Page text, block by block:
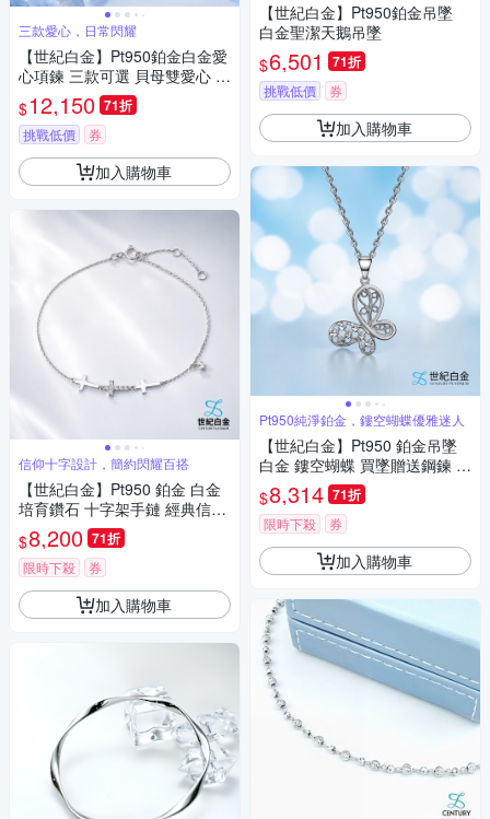
三款愛心，日常閃耀
【世紀白金】Pt950鉑金白金愛
心項鍊 三款可選 貝母雙愛心 鑽
石刻花 愛心鎖鑰墜子 女款項鍊
情人節生日紀念日禮物
$12,150 71折
挑戰低價 券
加入購物車
信仰十字設計，簡約閃耀百搭
【世紀白金】Pt950 鉑金 白金
培育鑽石 十字架手鏈 經典信仰
設計 精緻手鍊 禮物
$8,200 71折
限時下殺 券
加入購物車
【世紀白金】Pt950鉑金吊墜
白金聖潔天鵝吊墜
$6,501 71折
挑戰低價 券
加入購物車
Pt950純淨鉑金，鏤空蝴蝶優雅迷人
【世紀白金】Pt950 鉑金吊墜
白金 鏤空蝴蝶 買墜贈送鋼鍊 氣
質鎖骨鍊 女款 送禮推薦
$8,314 71折
限時下殺 券
加入購物車